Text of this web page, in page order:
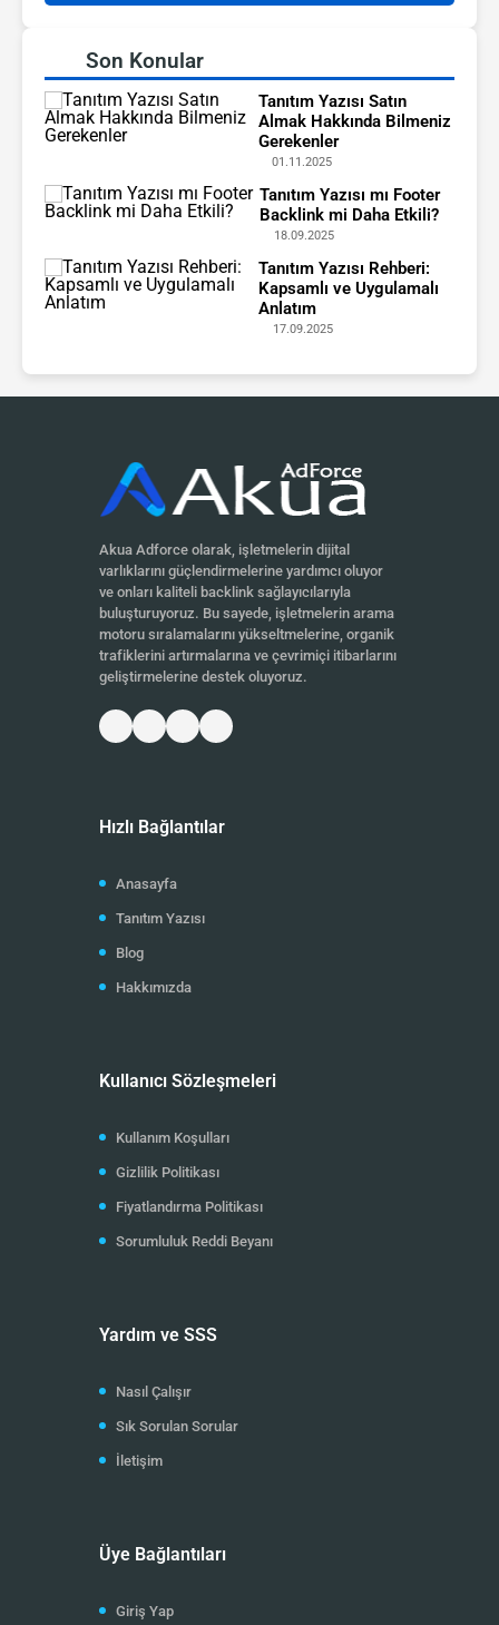
Son Konular
Tanıtım Yazısı Satın
Almak Hakkında Bilmeniz
Gerekenler
01.11.2025
Tanıtım Yazısı mı Footer
Backlink mi Daha Etkili?
18.09.2025
Tanıtım Yazısı Rehberi:
Kapsamlı ve Uygulamalı
Anlatım
17.09.2025
Akua Adforce olarak, işletmelerin dijital
varlıklarını güçlendirmelerine yardımcı oluyor
ve onları kaliteli backlink sağlayıcılarıyla
buluşturuyoruz. Bu sayede, işletmelerin arama
motoru sıralamalarını yükseltmelerine, organik
trafiklerini artırmalarına ve çevrimiçi itibarlarını
geliştirmelerine destek oluyoruz.
Hızlı Bağlantılar
Anasayfa
Tanıtım Yazısı
Blog
Hakkımızda
Kullanıcı Sözleşmeleri
Kullanım Koşulları
Gizlilik Politikası
Fiyatlandırma Politikası
Sorumluluk Reddi Beyanı
Yardım ve SSS
Nasıl Çalışır
Sık Sorulan Sorular
İletişim
Üye Bağlantıları
Giriş Yap